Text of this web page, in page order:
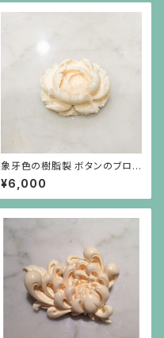
象牙色の樹脂製 ボタンのブロ
ーチ
¥6,000